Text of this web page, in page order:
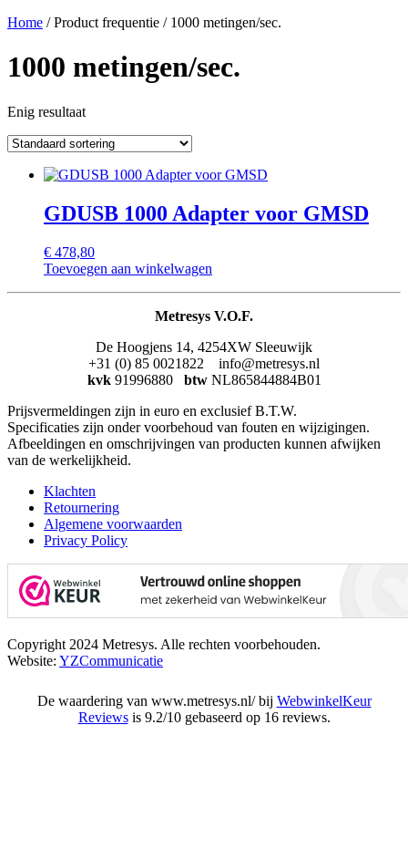
Home / Product frequentie / 1000 metingen/sec.
1000 metingen/sec.
Enig resultaat
GDUSB 1000 Adapter voor GMSD
€ 478,80
Toevoegen aan winkelwagen
Metresys V.O.F.
De Hoogjens 14, 4254XW Sleeuwijk
+31 (0) 85 0021822 info@metresys.nl
kvk 91996880 btw NL865844884B01
Prijsvermeldingen zijn in euro en exclusief B.T.W.
Specificaties zijn onder voorbehoud van fouten en wijzigingen.
Afbeeldingen en omschrijvingen van producten kunnen afwijken
van de werkelijkheid.
Klachten
Retournering
Algemene voorwaarden
Privacy Policy
Copyright 2024 Metresys. Alle rechten voorbehouden.
Website: YZCommunicatie
De waardering van www.metresys.nl/ bij WebwinkelKeur
Reviewsis 9.2/10 gebaseerd op 16 reviews.